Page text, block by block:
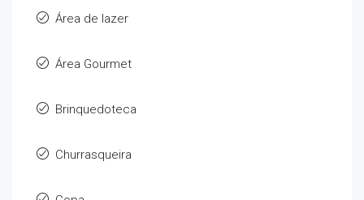
Área de lazer
Área Gourmet
Brinquedoteca
Churrasqueira